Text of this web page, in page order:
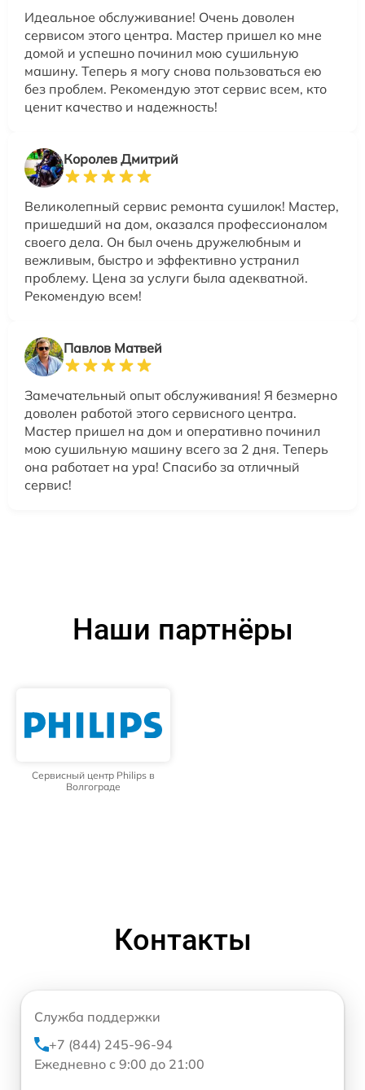
Идеальное обслуживание! Очень доволен
сервисом этого центра. Мастер пришел ко мне
домой и успешно починил мою сушильную
машину. Теперь я могу снова пользоваться ею
без проблем. Рекомендую этот сервис всем, кто
ценит качество и надежность!
Королев Дмитрий
Великолепный сервис ремонта сушилок! Мастер,
пришедший на дом, оказался профессионалом
своего дела. Он был очень дружелюбным и
вежливым, быстро и эффективно устранил
проблему. Цена за услуги была адекватной.
Рекомендую всем!
Павлов Матвей
Замечательный опыт обслуживания! Я безмерно
доволен работой этого сервисного центра.
Мастер пришел на дом и оперативно починил
мою сушильную машину всего за 2 дня. Теперь
она работает на ура! Спасибо за отличный
сервис!
Наши партнёры
Сервисный центр Philips в
Волгограде
Контакты
Служба поддержки
+7 (844) 245-96-94
Ежедневно с 9:00 до 21:00